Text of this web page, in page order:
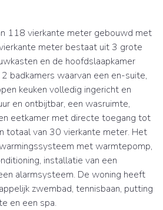
118 vierkante meter gebouwd met
meter bestaat uit 3 grote
en de hoofdslaapkamer
badkamers waarvan een en-suite,
keuken volledig ingericht en
en ontbijtbar, een wasruimte,
eetkamer met directe toegang tot
totaal van 30 vierkante meter. Het
met warmtepomp,
installatie van een
alarmsysteem. De woning heeft
zwembad, tennisbaan, putting
en een spa.